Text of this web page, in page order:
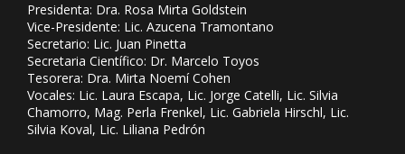
Presidenta: Dra. Rosa Mirta Goldstein
Vice-Presidente: Lic. Azucena Tramontano
Secretario: Lic. Juan Pinetta
Secretaria Científico: Dr. Marcelo Toyos
Tesorera: Dra. Mirta Noemí Cohen
Vocales: Lic. Laura Escapa, Lic. Jorge Catelli, Lic. Silvia
Chamorro, Mag. Perla Frenkel, Lic. Gabriela Hirschl, Lic.
Silvia Koval, Lic. Liliana Pedrón